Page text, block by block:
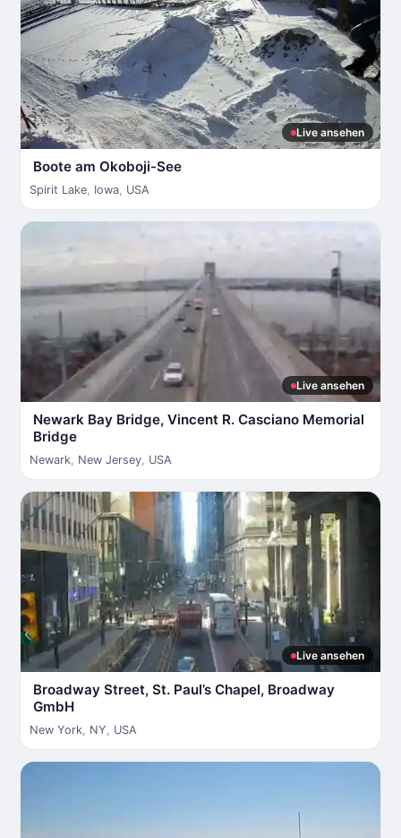
Live ansehen
Boote am Okoboji-See
Spirit Lake, Iowa, USA
Live ansehen
Newark Bay Bridge, Vincent R. Casciano Memorial
Bridge
Newark, New Jersey, USA
Live ansehen
Broadway Street, St. Paul’s Chapel, Broadway
GmbH
New York, NY, USA